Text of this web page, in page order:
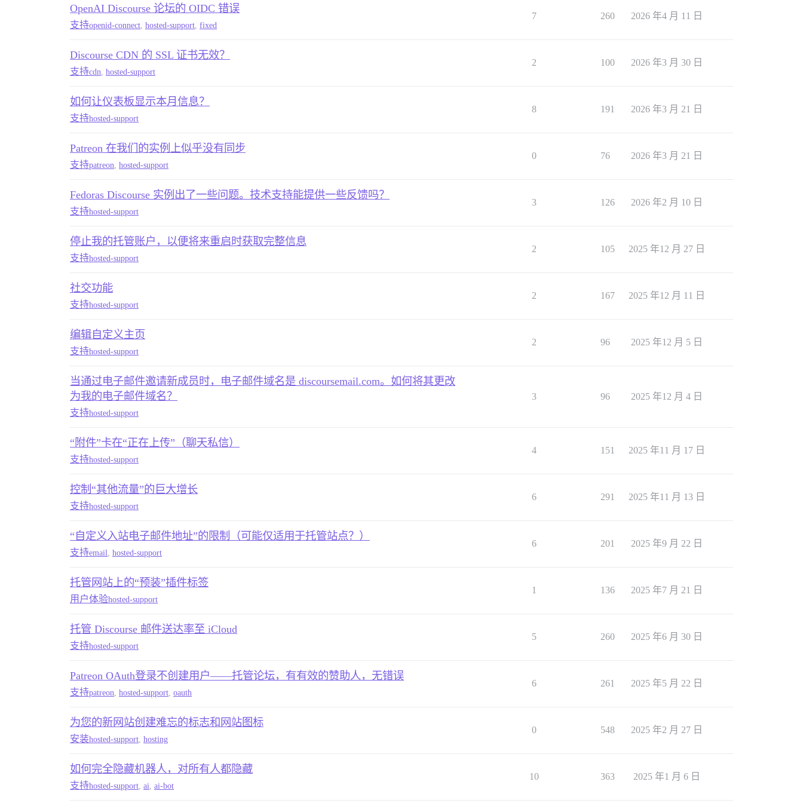
OpenAI Discourse 论坛的 OIDC 错误
支持openid-connect hosted-support fixed
7 260 2026 年4 月 11 日
Discourse CDN 的 SSL 证书无效？
支持cdn hosted-support
2 100 2026 年3 月 30 日
如何让仪表板显示本月信息？
支持hosted-support
8 191 2026 年3 月 21 日
Patreon 在我们的实例上似乎没有同步
支持patreon hosted-support
0 76 2026 年3 月 21 日
Fedoras Discourse 实例出了一些问题。技术支持能提供一些反馈吗？
支持hosted-support
3 126 2026 年2 月 10 日
停止我的托管账户，以便将来重启时获取完整信息
支持hosted-support
2 105 2025 年12 月 27 日
社交功能
支持hosted-support
2 167 2025 年12 月 11 日
编辑自定义主页
支持hosted-support
2 96 2025 年12 月 5 日
当通过电子邮件邀请新成员时，电子邮件域名是 discoursemail.com。如何将其更改
为我的电子邮件域名？
支持hosted-support
3 96 2025 年12 月 4 日
“附件”卡在“正在上传”（聊天私信）
支持hosted-support
4 151 2025 年11 月 17 日
控制“其他流量”的巨大增长
支持hosted-support
6 291 2025 年11 月 13 日
“自定义入站电子邮件地址”的限制（可能仅适用于托管站点？）
支持email hosted-support
6 201 2025 年9 月 22 日
托管网站上的“预装”插件标签
用户体验hosted-support
1 136 2025 年7 月 21 日
托管 Discourse 邮件送达率至 iCloud
支持hosted-support
5 260 2025 年6 月 30 日
Patreon OAuth登录不创建用户——托管论坛，有有效的赞助人，无错误
支持patreon hosted-support oauth
6 261 2025 年5 月 22 日
为您的新网站创建难忘的标志和网站图标
安装hosted-support hosting
0 548 2025 年2 月 27 日
如何完全隐藏机器人，对所有人都隐藏
支持hosted-support ai ai-bot
10 363 2025 年1 月 6 日